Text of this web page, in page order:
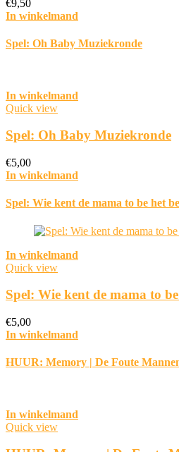
€9,50
In winkelmand
Spel: Oh Baby Muziekronde
In winkelmand
Quick view
Spel: Oh Baby Muziekronde
€5,00
In winkelmand
Spel: Wie kent de mama to be het
In winkelmand
Quick view
Spel: Wie kent de mama to
€5,00
In winkelmand
HUUR: Memory | De Foute
In winkelmand
Quick view